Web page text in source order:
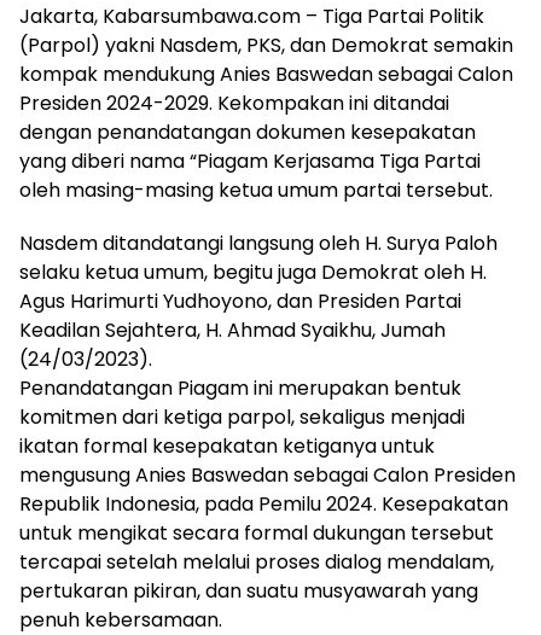
Jakarta, Kabarsumbawa.com – Tiga Partai Politik
(Parpol) yakni Nasdem, PKS, dan Demokrat semakin
kompak mendukung Anies Baswedan sebagai Calon
Presiden 2024-2029. Kekompakan ini ditandai
dengan penandatangan dokumen kesepakatan
yang diberi nama “Piagam Kerjasama Tiga Partai
oleh masing-masing ketua umum partai tersebut.
Nasdem ditandatangi langsung oleh H. Surya Paloh
selaku ketua umum, begitu juga Demokrat oleh H.
Agus Harimurti Yudhoyono, dan Presiden Partai
Keadilan Sejahtera, H. Ahmad Syaikhu, Jumah
(24/03/2023).
Penandatangan Piagam ini merupakan bentuk
komitmen dari ketiga parpol, sekaligus menjadi
ikatan formal kesepakatan ketiganya untuk
mengusung Anies Baswedan sebagai Calon Presiden
Republik Indonesia, pada Pemilu 2024. Kesepakatan
untuk mengikat secara formal dukungan tersebut
tercapai setelah melalui proses dialog mendalam,
pertukaran pikiran, dan suatu musyawarah yang
penuh kebersamaan.